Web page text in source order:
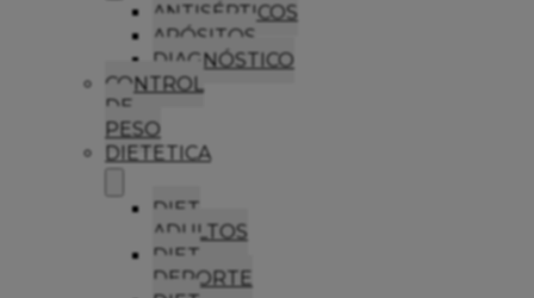
ANTISÉPTICOS
APÓSITOS
DIAGNÓSTICO
CONTROL
DE
PESO
DIETETICA
DIET
ADULTOS
DIET
DEPORTE